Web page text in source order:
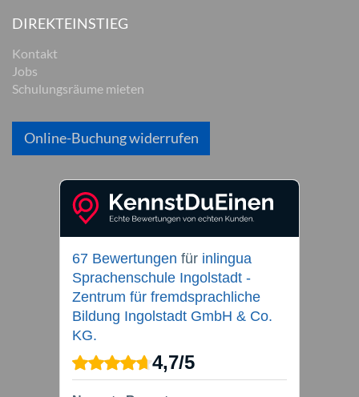
DIREKTEINSTIEG
Kontakt
Jobs
Schulungsräume mieten
Online-Buchung widerrufen
67 Bewertungen für inlingua
Sprachenschule Ingolstadt -
Zentrum für fremdsprachliche
Bildung Ingolstadt GmbH & Co.
KG.
4,7/5